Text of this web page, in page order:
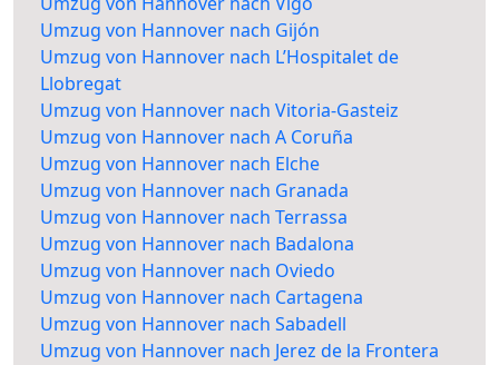
Umzug von Hannover nach Gijón
Umzug von Hannover nach L’Hospitalet de
Llobregat
Umzug von Hannover nach Vitoria-Gasteiz
Umzug von Hannover nach A Coruña
Umzug von Hannover nach Elche
Umzug von Hannover nach Granada
Umzug von Hannover nach Terrassa
Umzug von Hannover nach Badalona
Umzug von Hannover nach Oviedo
Umzug von Hannover nach Cartagena
Umzug von Hannover nach Sabadell
Umzug von Hannover nach Jerez de la Frontera